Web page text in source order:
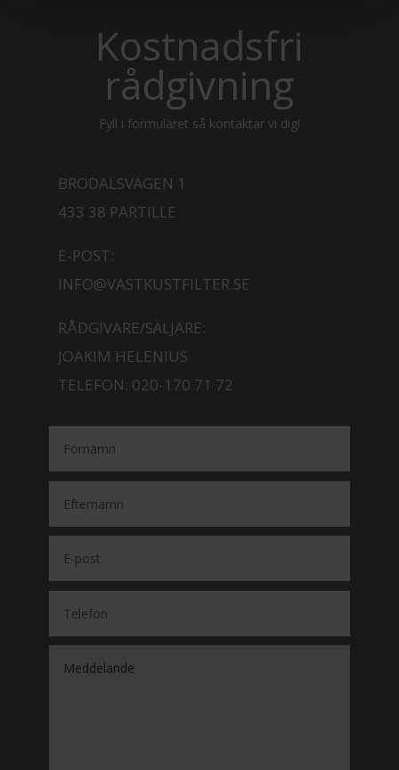
Kostnadsfri
rådgivning
Fyll i formuläret så kontaktar vi dig!
BRODALSVÄGEN 1
433 38 PARTILLE
E-POST:
INFO@VASTKUSTFILTER.SE
RÅDGIVARE/SÄLJARE:
JOAKIM HELENIUS
TELEFON: 020-170 71 72